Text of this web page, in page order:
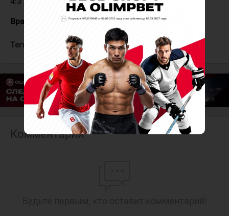
Вратари: Сапрыкин - Чибизов
Теги: Южный Урал Нефтяник
Комментарии